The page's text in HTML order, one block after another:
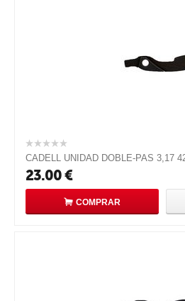
CADELL UNIDAD DOBLE-PAS 3,17
23.00€
COMPRAR